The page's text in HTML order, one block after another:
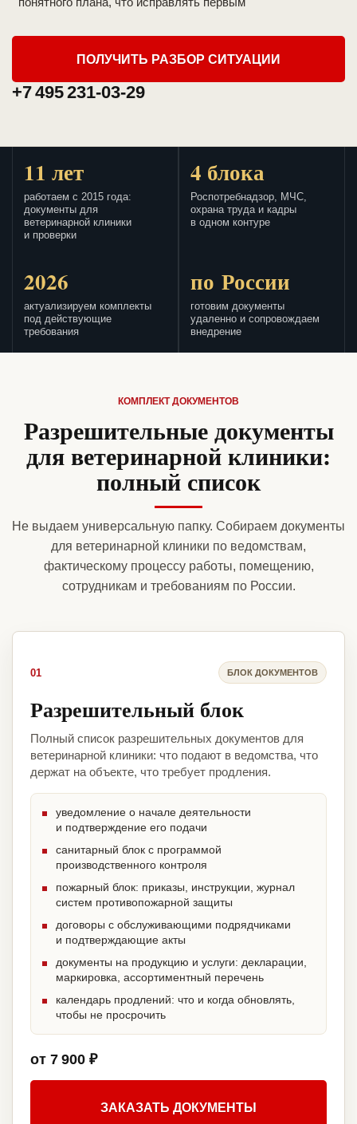
ПОЛУЧИТЬ РАЗБОР СИТУАЦИИ
+7 495 231-03-29
11 лет
работаем с 2015 года:
документы для
ветеринарной клиники
и проверки
4 блока
Роспотребнадзор, МЧС,
охрана труда и кадры
в одном контуре
2026
актуализируем комплекты
под действующие
требования
по России
готовим документы
удаленно и сопровождаем
внедрение
КОМПЛЕКТ ДОКУМЕНТОВ
Разрешительные документы
для ветеринарной клиники:
полный список
Не выдаем универсальную папку. Собираем документы
для ветеринарной клиники по ведомствам,
фактическому процессу работы, помещению,
сотрудникам и требованиям по России.
01 БЛОК ДОКУМЕНТОВ
Разрешительный блок
Полный список разрешительных документов для
ветеринарной клиники: что подают в ведомства, что
держат на объекте, что требует продления.
уведомление о начале деятельности
и подтверждение его подачи
санитарный блок с программой
производственного контроля
пожарный блок: приказы, инструкции, журнал
систем противопожарной защиты
договоры с обслуживающими подрядчиками
и подтверждающие акты
документы на продукцию и услуги: декларации,
маркировка, ассортиментный перечень
календарь продлений: что и когда обновлять,
чтобы не просрочить
от 7 900 ₽
ЗАКАЗАТЬ ДОКУМЕНТЫ